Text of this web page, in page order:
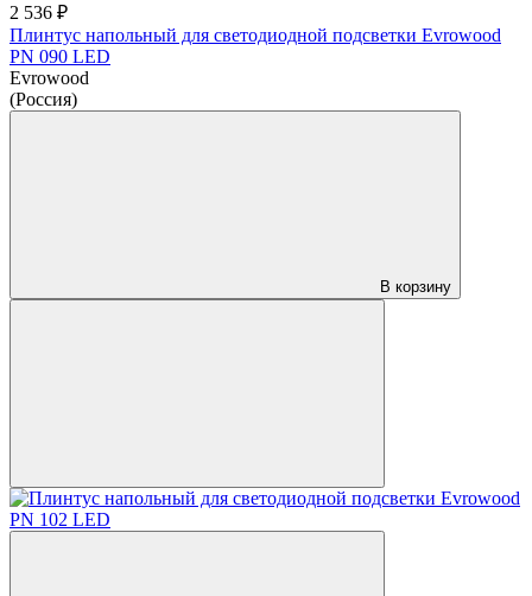
2 536 ₽
Плинтус напольный для светодиодной подсветки Evrowood
PN 090 LED
Evrowood
(Россия)
В корзину